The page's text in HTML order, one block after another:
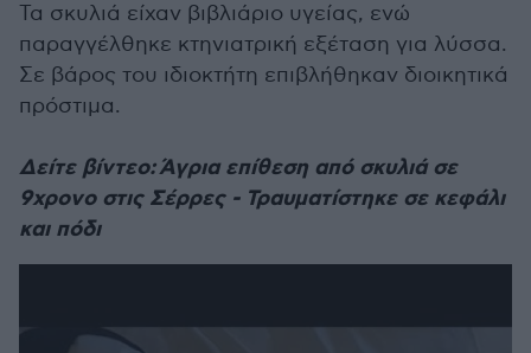
Τα σκυλιά είχαν βιβλιάριο υγείας, ενώ
παραγγέλθηκε κτηνιατρική εξέταση για λύσσα.
Σε βάρος του ιδιοκτήτη επιβλήθηκαν διοικητικά
πρόστιμα.
Δείτε βίντεο: Άγρια επίθεση από σκυλιά σε
9χρονο στις Σέρρες - Τραυματίστηκε σε κεφάλι
και πόδι